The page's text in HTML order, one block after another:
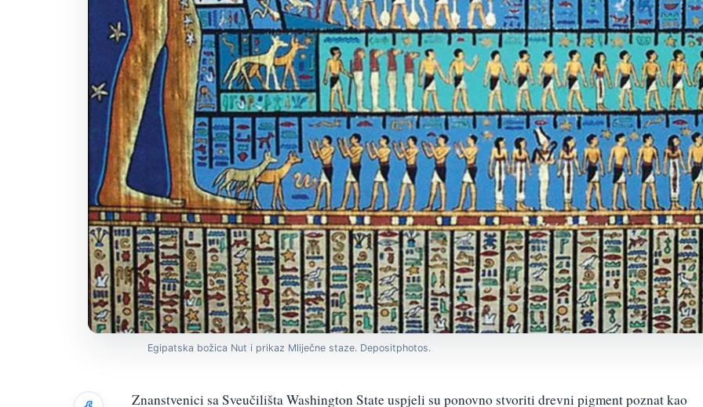
Egipatska božica Nut i prikaz Mliječne staze. Depositphotos.
Znanstvenici sa Sveučilišta Washington State uspjeli su ponovno stvoriti drevni pigment poznat kao